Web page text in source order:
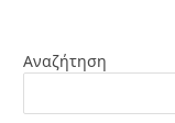
Αναζήτηση